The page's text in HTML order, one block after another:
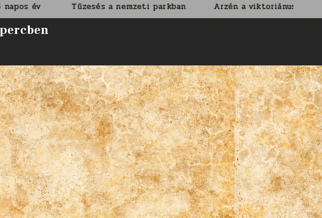
Tűzesés a nemzeti parkban Arzén a viktoriánus korban